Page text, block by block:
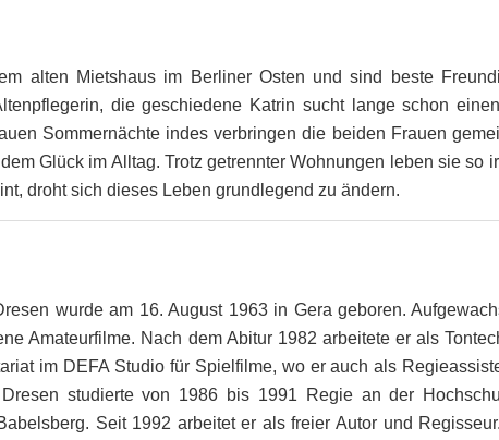
alten Mietshaus im Berliner Osten und sind beste
die geschiedene Katrin sucht lange schon
Sommernächte indes verbringen die beiden Frauen
Glück im Alltag. Trotz getrennter Wohnungen leben sie so
droht sich dieses Leben grundlegend zu ändern.
wurde am 16. August 1963 in Gera geboren.
Amateurfilme. Nach dem Abitur 1982 arbeitete er als
im DEFA Studio für Spielfilme, wo er auch als
studierte von 1986 bis 1991 Regie an der
Seit 1992 arbeitet er als freier Autor und